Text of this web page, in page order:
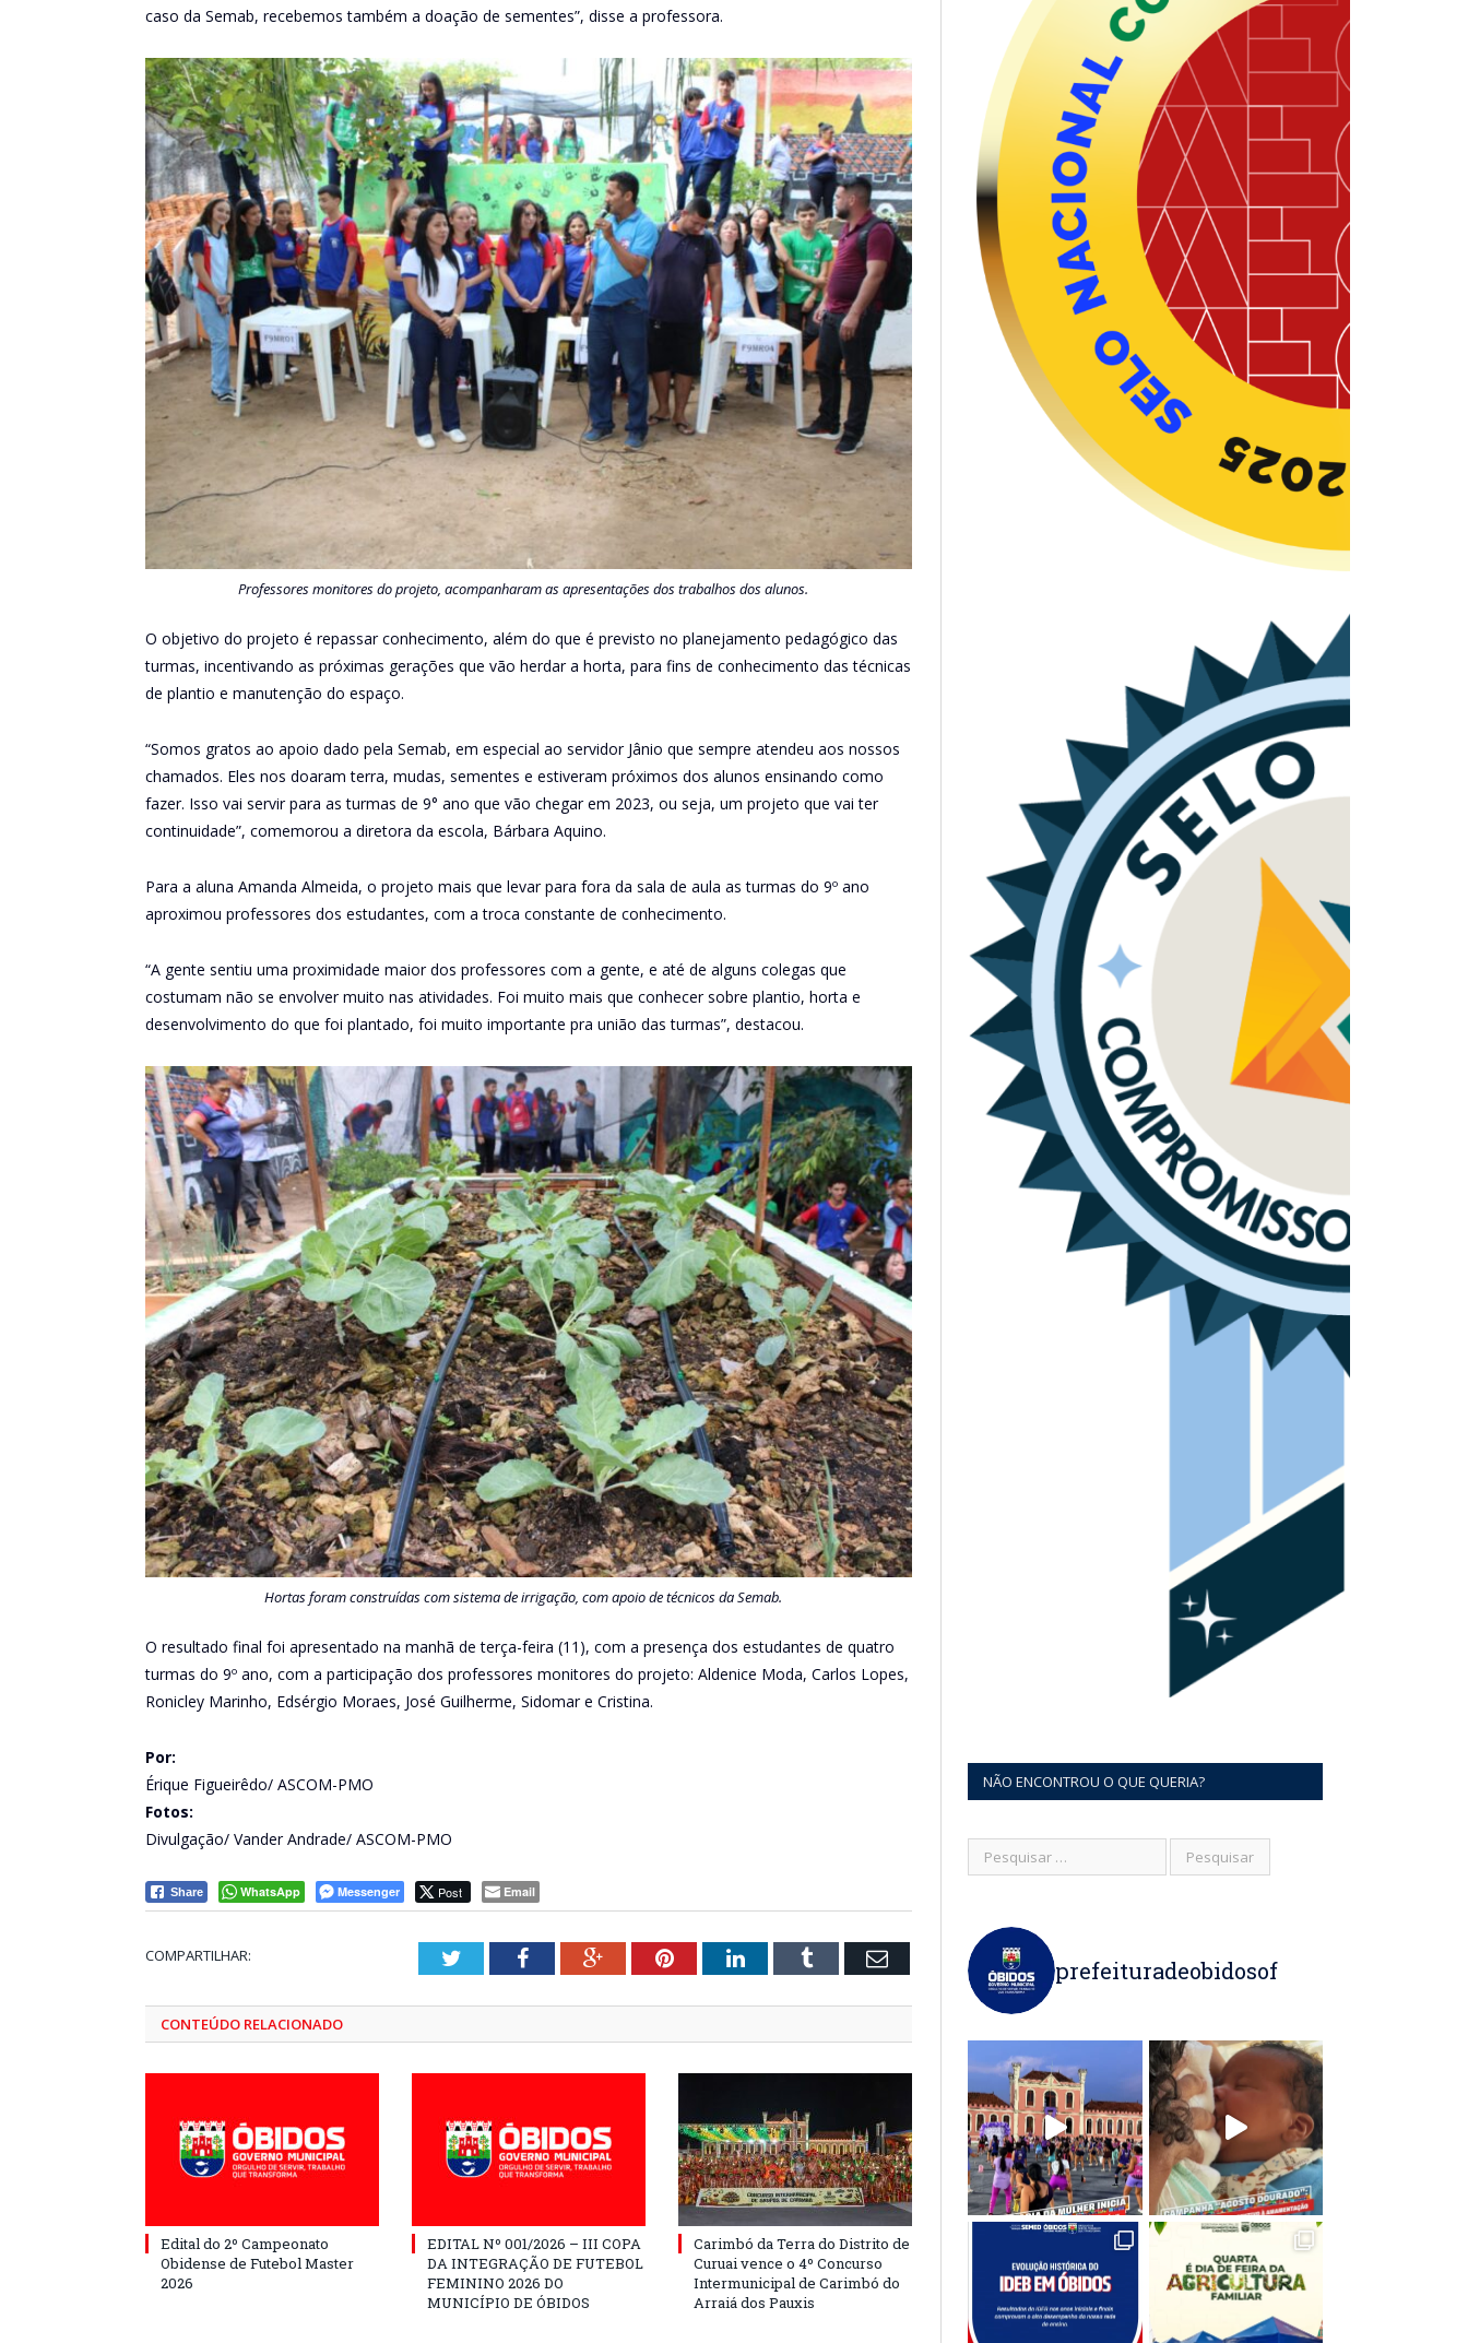
caso da Semab, recebemos também a doação de sementes”, disse a professora.
Professores monitores do projeto, acompanharam as apresentações dos trabalhos dos alunos.
O objetivo do projeto é repassar conhecimento, além do que é previsto no planejamento pedagógico das
turmas, incentivando as próximas gerações que vão herdar a horta, para fins de conhecimento das técnicas
de plantio e manutenção do espaço.
“Somos gratos ao apoio dado pela Semab, em especial ao servidor Jânio que sempre atendeu aos nossos
chamados. Eles nos doaram terra, mudas, sementes e estiveram próximos dos alunos ensinando como
fazer. Isso vai servir para as turmas de 9° ano que vão chegar em 2023, ou seja, um projeto que vai ter
continuidade”, comemorou a diretora da escola, Bárbara Aquino.
Para a aluna Amanda Almeida, o projeto mais que levar para fora da sala de aula as turmas do 9º ano
aproximou professores dos estudantes, com a troca constante de conhecimento.
“A gente sentiu uma proximidade maior dos professores com a gente, e até de alguns colegas que
costumam não se envolver muito nas atividades. Foi muito mais que conhecer sobre plantio, horta e
desenvolvimento do que foi plantado, foi muito importante pra união das turmas”, destacou.
Hortas foram construídas com sistema de irrigação, com apoio de técnicos da Semab.
O resultado final foi apresentado na manhã de terça-feira (11), com a presença dos estudantes de quatro
turmas do 9º ano, com a participação dos professores monitores do projeto: Aldenice Moda, Carlos Lopes,
Ronicley Marinho, Edsérgio Moraes, José Guilherme, Sidomar e Cristina.
Por:
Érique Figueirêdo/ ASCOM-PMO
Fotos:
Divulgação/ Vander Andrade/ ASCOM-PMO
Share WhatsApp Messenger Post Email
COMPARTILHAR: TwitterFacebookGoogle+PinterestLinkedInTumblr Email
CONTEÚDO RELACIONADO
Edital do 2º Campeonato
Obidense de Futebol Master
2026
EDITAL Nº 001/2026 – III COPA
DA INTEGRAÇÃO DE FUTEBOL
FEMININO 2026 DO
MUNICÍPIO DE ÓBIDOS
Carimbó da Terra do Distrito de
Curuai vence o 4º Concurso
Intermunicipal de Carimbó do
Arraiá dos Pauxis
NÃO ENCONTROU O QUE QUERIA?
prefeituradeobidosof